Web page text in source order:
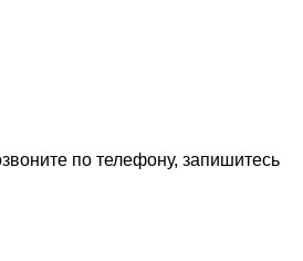
по телефону, запишитесь